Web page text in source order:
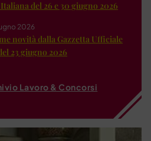
del 26 e 30 giugno 2026
2026
novità dalla Gazzetta Ufficiale
23 giugno 2026
Lavoro & Concorsi